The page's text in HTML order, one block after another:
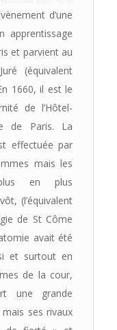
d’une
apprentissage
et parvient au
(équivalent
1660, il est le
de l’Hôtel-
de Paris. La
effectuée par
mais les
en plus
(l’équivalent
de St Côme
avait été
et surtout en
de la cour,
une grande
ses rivaux